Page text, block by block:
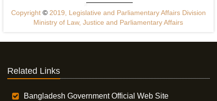
Copyright ©2019, Legislative and Parliamentary Affairs Division
Ministry of Law, Justice and Parliamentary Affairs
Related Links
Bangladesh Government Official Web Site